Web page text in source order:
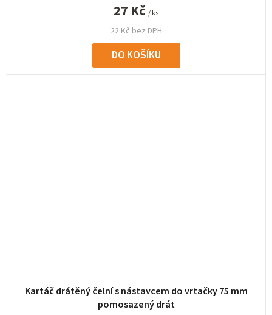
22 Kč bez DPH
27 Kč / ks
DO KOŠÍKU
Kartáč drátěný čelní s nástavcem do vrtačky 75 mm
pomosazený drát